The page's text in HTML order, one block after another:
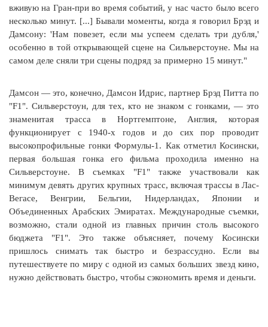
вживую на Гран-при во время событий, у нас часто было всего
несколько минут. [...] Бывали моменты, когда я говорил Брэд и
Дамсону: 'Нам повезет, если мы успеем сделать три дубля,'
особенно в той открывающей сцене на Сильверстоуне. Мы на
самом деле сняли три сцены подряд за примерно 15 минут."
Дамсон — это, конечно, Дамсон Идрис, партнер Брэд Питта по
"F1". Сильверстоун, для тех, кто не знаком с гонками, — это
знаменитая трасса в Нортгемптоне, Англия, которая
функционирует с 1940-х годов и до сих пор проводит
высокопрофильные гонки Формулы-1. Как отметил Косински,
первая большая гонка его фильма проходила именно на
Сильверстоуне. В съемках "F1" также участвовали как
минимум девять других крупных трасс, включая трассы в Лас-
Вегасе, Венгрии, Бельгии, Нидерландах, Японии и
Объединенных Арабских Эмиратах. Международные съемки,
возможно, стали одной из главных причин столь высокого
бюджета "F1". Это также объясняет, почему Косински
пришлось снимать так быстро и безрассудно. Если вы
путешествуете по миру с одной из самых больших звезд кино,
нужно действовать быстро, чтобы сэкономить время и деньги.